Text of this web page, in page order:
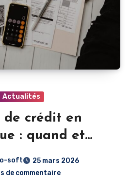
Actualités
de crédit en
: quand et
les émettre
soft
25 mars 2026
de commentaire